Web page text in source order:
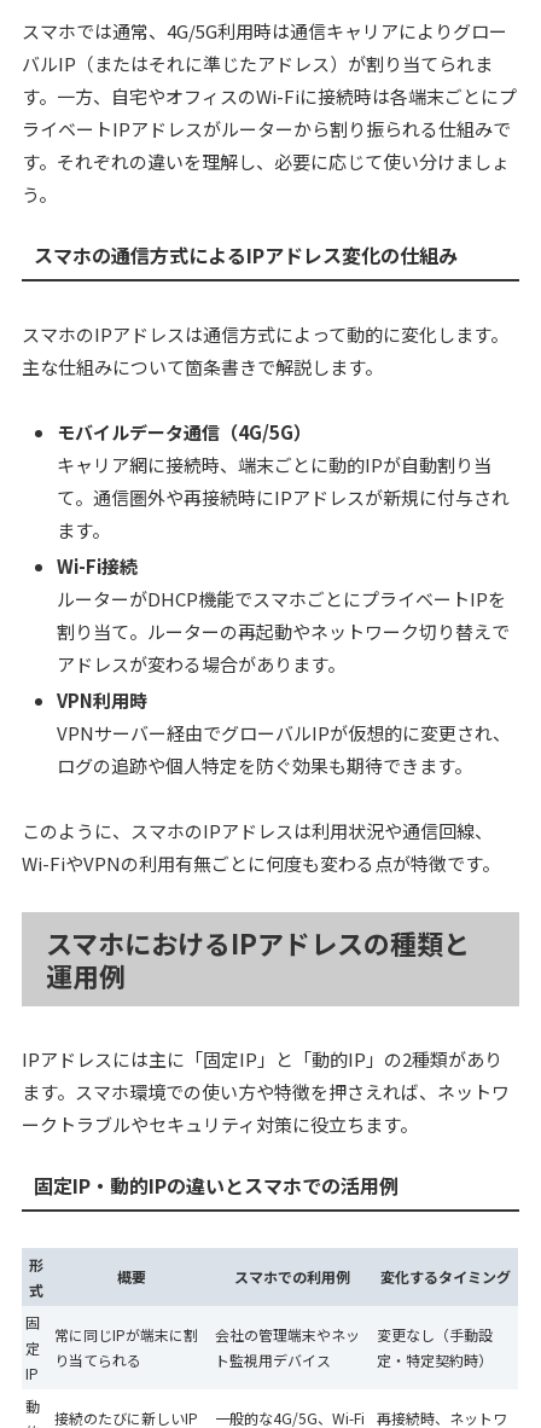
スマホでは通常、4G/5G利用時は通信キャリアによりグロー
バルIP（またはそれに準じたアドレス）が割り当てられま
す。一方、自宅やオフィスのWi-Fiに接続時は各端末ごとにプ
ライベートIPアドレスがルーターから割り振られる仕組みで
す。それぞれの違いを理解し、必要に応じて使い分けましょ
う。
スマホの通信方式によるIPアドレス変化の仕組み
スマホのIPアドレスは通信方式によって動的に変化します。
主な仕組みについて箇条書きで解説します。
モバイルデータ通信（4G/5G）
キャリア網に接続時、端末ごとに動的IPが自動割り当
て。通信圏外や再接続時にIPアドレスが新規に付与され
ます。
Wi-Fi接続
ルーターがDHCP機能でスマホごとにプライベートIPを
割り当て。ルーターの再起動やネットワーク切り替えで
アドレスが変わる場合があります。
VPN利用時
VPNサーバー経由でグローバルIPが仮想的に変更され、
ログの追跡や個人特定を防ぐ効果も期待できます。
このように、スマホのIPアドレスは利用状況や通信回線、
Wi-FiやVPNの利用有無ごとに何度も変わる点が特徴です。
スマホにおけるIPアドレスの種類と
運用例
IPアドレスには主に「固定IP」と「動的IP」の2種類があり
ます。スマホ環境での使い方や特徴を押さえれば、ネットワ
ークトラブルやセキュリティ対策に役立ちます。
固定IP・動的IPの違いとスマホでの活用例
形
式
概要 スマホでの利用例 変化するタイミング
固
定
IP
常に同じIPが端末に割
り当てられる
会社の管理端末やネッ
ト監視用デバイス
変更なし（手動設
定・特定契約時）
動
接続のたびに新しいIP
一般的な4G/5G、Wi-Fi
再接続時、ネットワ